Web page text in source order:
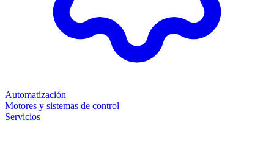
Automatización
Motores y sistemas de control
Servicios